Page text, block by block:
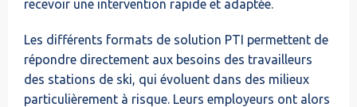
recevoir une intervention rapide et adaptée.
Les différents formats de solution PTI permettent de
répondre directement aux besoins des travailleurs
des stations de ski, qui évoluent dans des milieux
particulièrement à risque. Leurs employeurs ont alors